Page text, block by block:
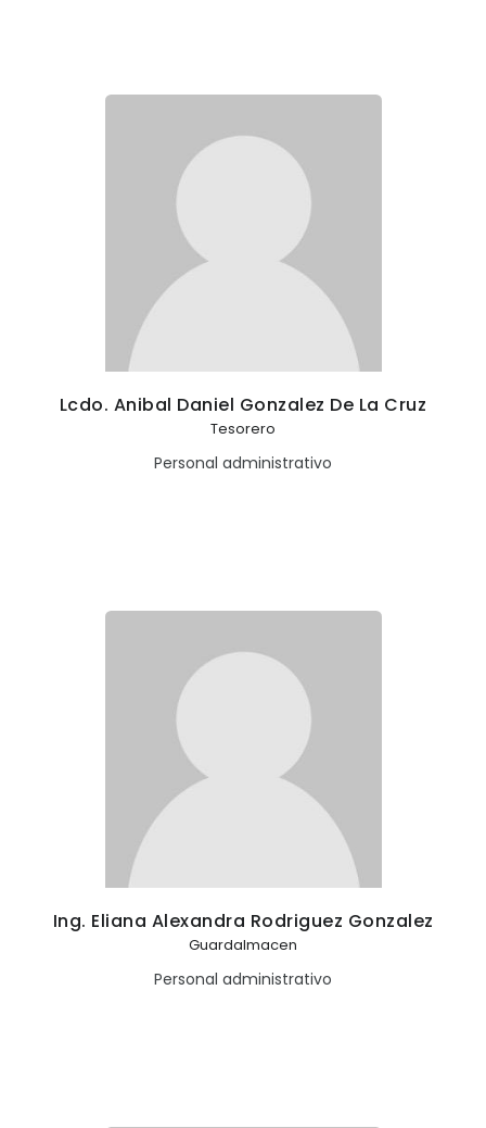
Lcdo. Anibal Daniel Gonzalez De La Cruz
Tesorero
Personal administrativo
Ing. Eliana Alexandra Rodriguez Gonzalez
Guardalmacen
Personal administrativo